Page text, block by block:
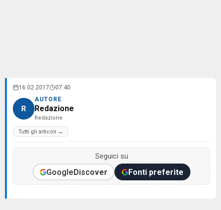
16.02.2017 07:40
R
AUTORE
Redazione
Redazione
Tutti gli articoli →
Seguici su
GoogleDiscover Fonti preferite